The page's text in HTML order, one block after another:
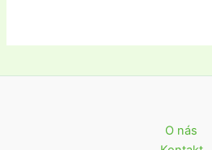
O nás